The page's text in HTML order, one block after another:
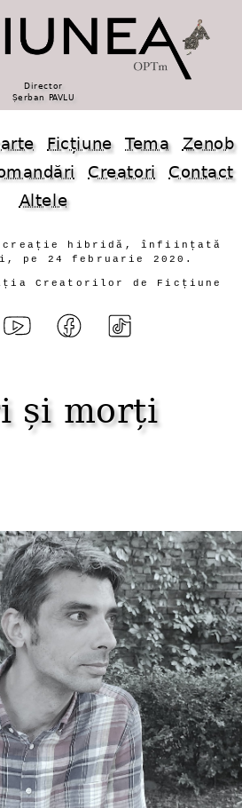
Director
Șerban PAVLU
Ficțiune Tema
Zenob
Creatori
Contact
Altele
creație hibridă, înființată
pe 24 februarie 2020.
Creatorilor de Ficțiune
și morți